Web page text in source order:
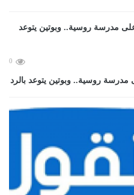
0
روسية.. وبوتين يتوعد بالرد